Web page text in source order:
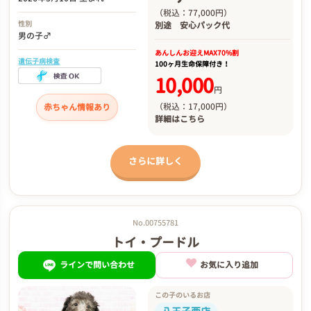
性別
男の子♂
遺伝子病検査
赤ちゃん情報あり
（税込：77,000円）
別途 安心パック代
あんしんお迎えMAX70%割
100ヶ月生命保障付き！
10,000円
（税込：17,000円）
詳細はこちら
さらに詳しく
No.00755781
トイ・プードル
ラインで問い合わせ お気に入り追加
この子のいるお店